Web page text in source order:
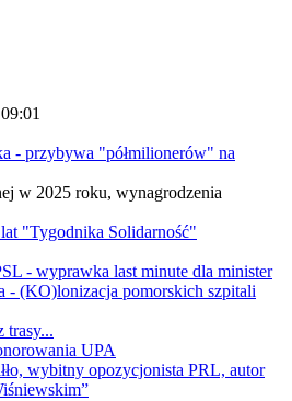
- przybywa "półmilionerów" na
w 2025 roku, wynagrodzenia
"Tygodnika Solidarność"
- wyprawka last minute dla minister
- (KO)lonizacja pomorskich szpitali
trasy...
UPA
wybitny opozycjonista PRL, autor